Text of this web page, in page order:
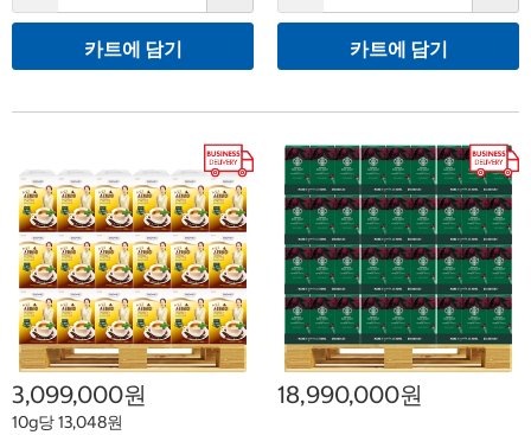
카트에 담기 카트에 담기
3,099,000원
10g당 13,048원
18,990,000원